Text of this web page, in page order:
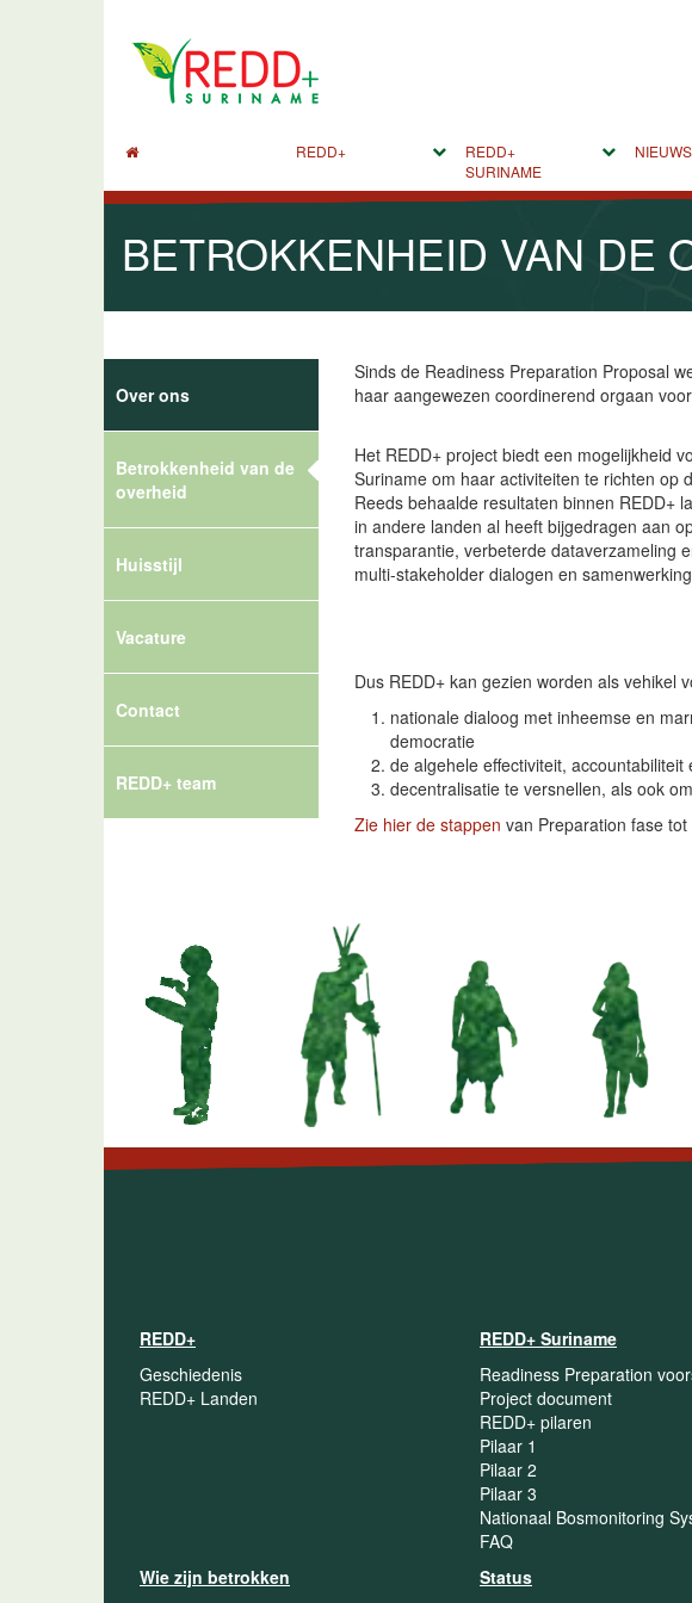
REDD+
REDD+
SURINAME
NIEUWS
BETROKKENHEID VAN DE
Over ons
Betrokkenheid van de
overheid
Huisstijl
Vacature
Contact
REDD+ team
Sinds de Readiness Preparation Proposal
haar aangewezen coordinerend orgaan
Het REDD+ project biedt een mogelijkheid
Suriname om haar activiteiten te richten op
Reeds behaalde resultaten binnen REDD+
in andere landen al heeft bijgedragen aan
transparantie, verbeterde dataverzameling
multi-stakeholder dialogen en
Dus REDD+ kan gezien worden als vehikel
nationale dialoog met inheemse en
democratie
de algehele effectiviteit,
decentralisatie te versnellen, als ook
Zie hier de stappen van Preparation fase
REDD+
Geschiedenis
REDD+ Landen
REDD+ Suriname
Readiness Preparation
Project document
REDD+ pilaren
Pilaar 1
Pilaar 2
Pilaar 3
Nationaal Bosmonitoring
FAQ
Wie zijn betrokken
Status